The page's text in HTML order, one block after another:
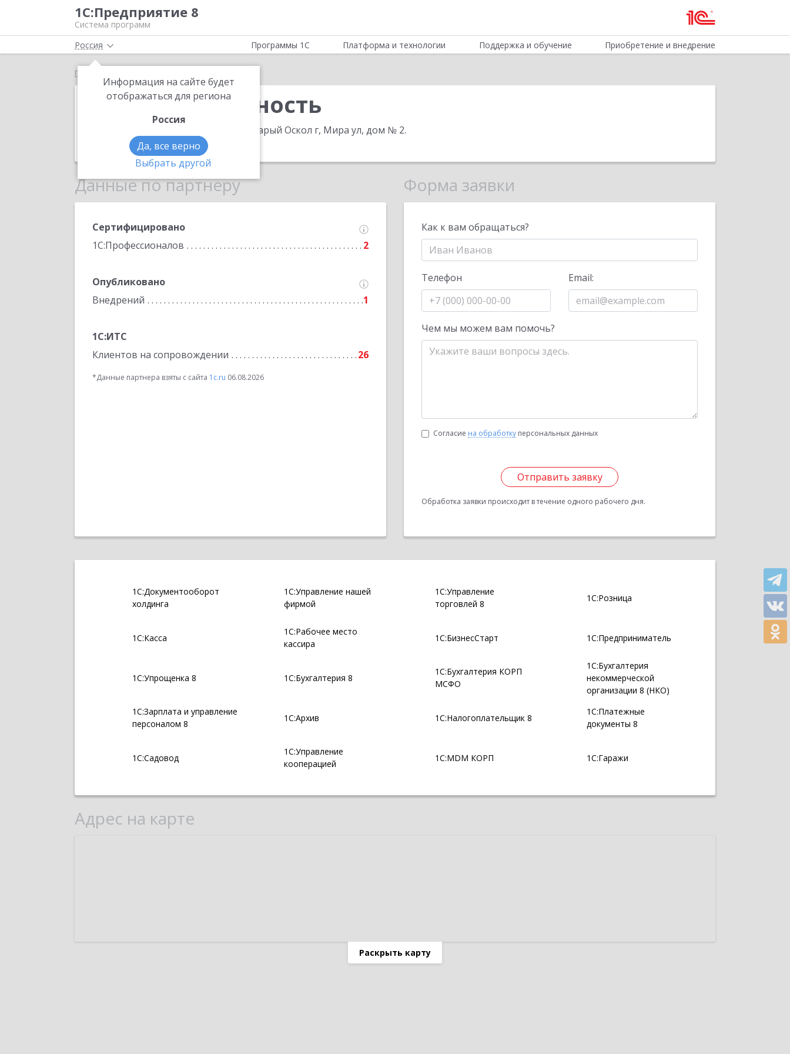
1С:Предприятие 8
Система программ
Россия
Информация на сайте будет
отображаться для региона
Россия
Да, все верно
Выбрать другой
Программы 1С Платформа и технологии Поддержка и обучение Приобретение и внедрение
Главная
АйТи-Безопасность
309505, Белгородская обл, Старый Оскол г, Мира ул, дом № 2.
Телефон: 7 (4725) 39-0839
Данные по партнеру
Сертифицировано
1С:Профессионалов
2
Опубликовано
Внедрений
1
1С:ИТС
Клиентов на сопровождении
26
*Данные партнера взяты с сайта 1c.ru 06.08.2026
Форма заявки
Как к вам обращаться?
Телефон Email:
Чем мы можем вам помочь?
Согласие на обработку персональных данных
Отправить заявку
Обработка заявки происходит в течение одного рабочего дня.
1С:Документооборот
холдинга
1С:Управление нашей
фирмой
1С:Управление
торговлей 8
1С:Розница
1С:Касса
1С:Рабочее место
кассира
1С:БизнесСтарт 1С:Предприниматель
1С:Упрощенка 8 1С:Бухгалтерия 8
1С:Бухгалтерия КОРП
МСФО
1С:Бухгалтерия
некоммерческой
организации 8 (НКО)
1С:Зарплата и управление
персоналом 8
1С:Архив 1С:Налогоплательщик 8
1С:Платежные
документы 8
1С:Садовод
1С:Управление
кооперацией
1С:MDM КОРП 1С:Гаражи
Адрес на карте
Раскрыть карту